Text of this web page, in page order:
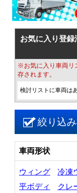
お気に入り登録
※お気に入り車両リ
存されます。
検討リストに車両は
絞り込
車両形状
ウィング 冷凍
平ボディ
クレ